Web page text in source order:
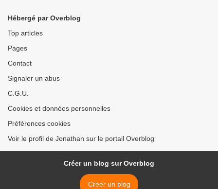
Hébergé par Overblog
Top articles
Pages
Contact
Signaler un abus
C.G.U.
Cookies et données personnelles
Préférences cookies
Voir le profil de Jonathan sur le portail Overblog
Créer un blog sur Overblog
Créer un blog